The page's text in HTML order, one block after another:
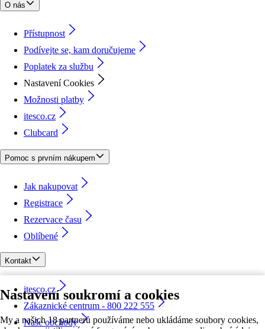
Nastavení soukromí a cookies
My a našich 18 partnerů používáme nebo ukládáme soubory cookies,
O nás
Přístupnost
Podívejte se, kam doručujeme
Poplatek za službu
Nastavení Cookies
Možnosti platby
itesco.cz
Clubcard
Pomoc s prvním nákupem
Jak nakupovat
Registrace
Rezervace času
Oblíbené
Kontakt
itesco.cz
Zákaznické centrum - 800 222 555
Naše obchody